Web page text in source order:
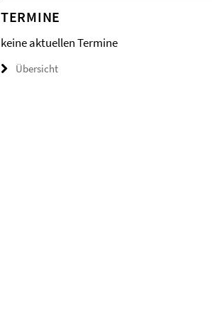
TERMINE
keine aktuellen Termine
Übersicht